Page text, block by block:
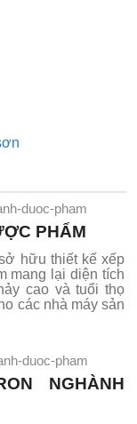
duoc-pham
PHẨM
hữu thiết kế xếp
mang lại diện tích
cao và tuổi thọ
các nhà máy sản
duoc-pham
NGHÀNH